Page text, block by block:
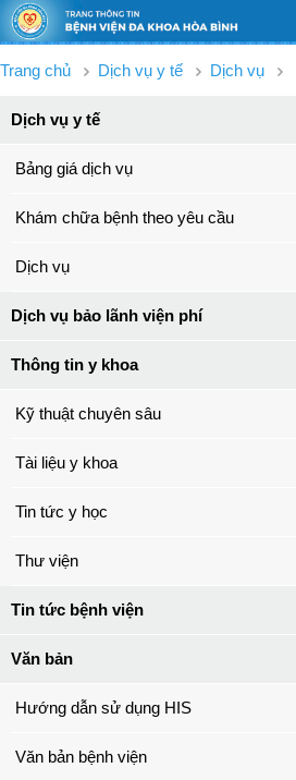
Trang chủ Dịch vụ y tế Dịch vụ
Dịch vụ y tế
Bảng giá dịch vụ
Khám chữa bệnh theo yêu cầu
Dịch vụ
Dịch vụ bảo lãnh viện phí
Thông tin y khoa
Kỹ thuật chuyên sâu
Tài liệu y khoa
Tin tức y học
Thư viện
Tin tức bệnh viện
Văn bản
Hướng dẫn sử dụng HIS
Văn bản bệnh viện